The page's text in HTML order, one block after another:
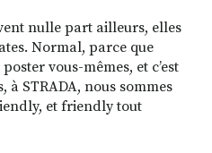
nulle part ailleurs, elles
Normal, parce que
vous-mêmes, et c’est
à STRADA, nous sommes
et friendly tout